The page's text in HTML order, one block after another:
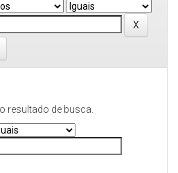
resultado de busca.